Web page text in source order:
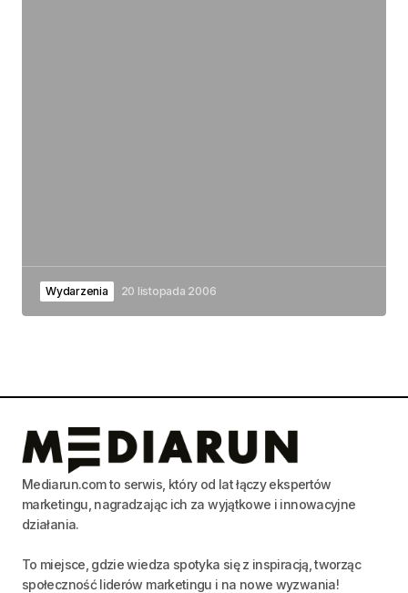
Wydarzenia 20 listopada 2006
Mediarun.com to serwis, który od lat łączy ekspertów
marketingu, nagradzając ich za wyjątkowe i innowacyjne
działania.
To miejsce, gdzie wiedza spotyka się z inspiracją, tworząc
społeczność liderów marketingu i na nowe wyzwania!